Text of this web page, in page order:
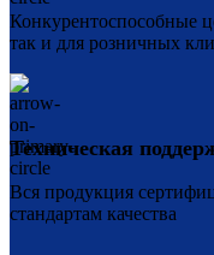
Конкурентоспособные
так и для розничных
Техническая
Вся продукция
стандартам качества